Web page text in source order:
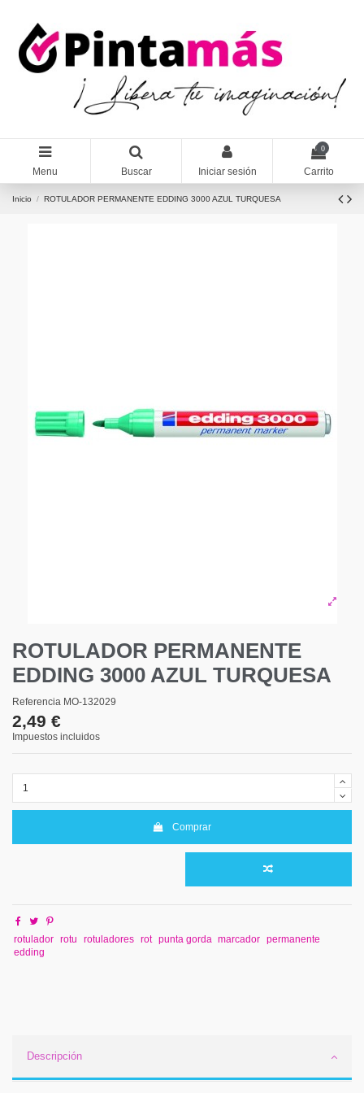
Menu Buscar Iniciar sesión
0
Carrito
Inicio ROTULADOR PERMANENTE EDDING 3000 AZUL TURQUESA
ROTULADOR PERMANENTE
EDDING 3000 AZUL TURQUESA
Referencia MO-132029
2,49 €
Impuestos incluidos
Comprar
rotulador rotu rotuladores rot punta gorda marcador permanente
edding
Descripción